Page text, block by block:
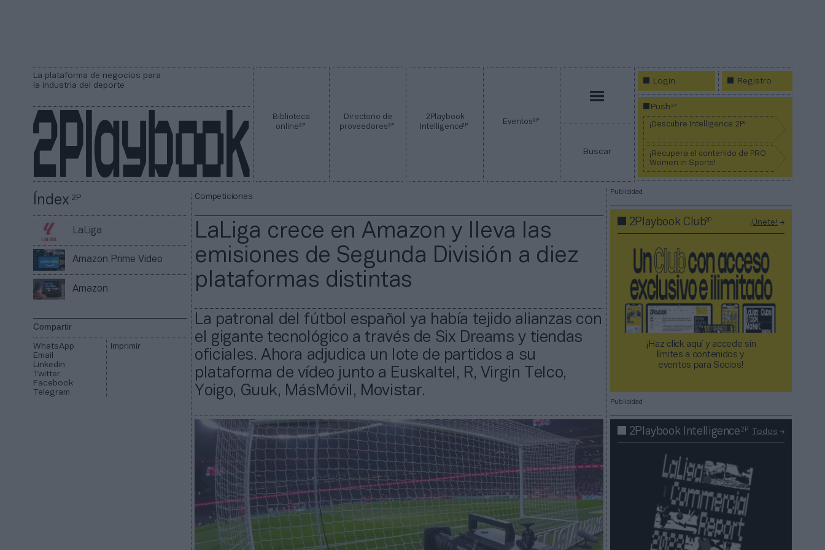
La plataforma de negocios para
la industria del deporte
Biblioteca
online2P
Directorio de
proveedores2P
2Playbook
Intelligence2P Eventos2P
Buscar
Login Registro
Push2P
¡Descubre Intelligence 2P!
¡Recupera el contenido de PRO
Women in Sports!
Índex2P
LaLiga
Amazon Prime Video
Amazon
Compartir
WhatsApp
Email
Linkedin
Twitter
Facebook
Telegram
Imprimir
Competiciones
LaLiga crece en Amazon y lleva las
emisiones de Segunda División a diez
plataformas distintas
La patronal del fútbol español ya había tejido alianzas con
el gigante tecnológico a través de Six Dreams y tiendas
oficiales. Ahora adjudica un lote de partidos a su
plataforma de vídeo junto a Euskaltel, R, Virgin Telco,
Yoigo, Guuk, MásMóvil, Movistar.
Publicidad
2Playbook Club2P ¡Únete!
¡Haz click aquí y accede sin
límites a contenidos y
eventos para Socios!​​​​​​​
Publicidad
2Playbook Intelligence2P Todos